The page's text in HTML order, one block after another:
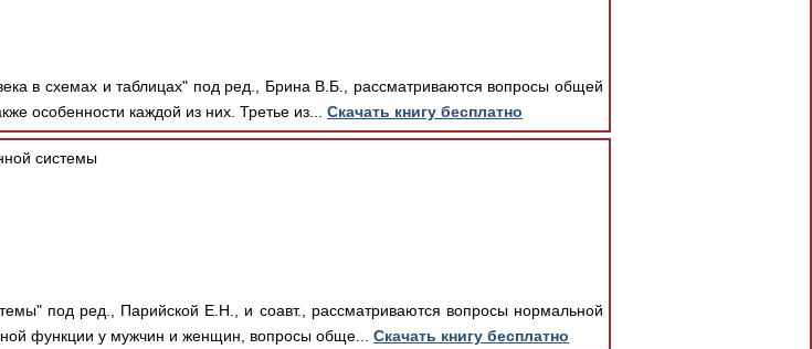
в схемах и таблицах" под ред., Брина В.Б., рассматриваются вопросы общей
особенности каждой из них. Третье из... Скачать книгу бесплатно
системы
под ред., Парийской Е.Н., и соавт., рассматриваются вопросы нормальной
функции у мужчин и женщин, вопросы обще... Скачать книгу бесплатно